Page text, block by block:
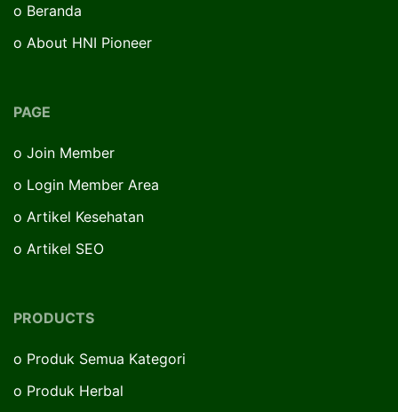
o Beranda
o About HNI Pioneer
PAGE
o Join Member
o Login Member Area
o Artikel Kesehatan
o Artikel SEO
PRODUCTS
o Produk Semua Kategori
o Produk Herbal